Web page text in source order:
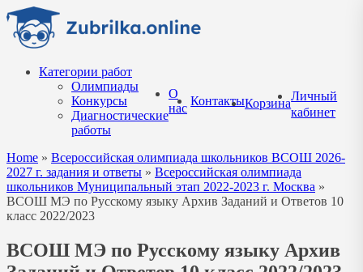
Перейти
содержанию
Категории работ
Олимпиады
Конкурсы
Диагностические
работы
О
нас
КонтактыКорзина
Личный
кабинет
Home » Всероссийская олимпиада школьников ВСОШ 2026-
2027 г. задания и ответы » Всероссийская олимпиада
школьников Муниципальный этап 2022-2023 г. Москва »
ВСОШ МЭ по Русскому языку Архив Заданий и Ответов 10
класс 2022/2023
ВСОШ МЭ по Русскому языку Архив